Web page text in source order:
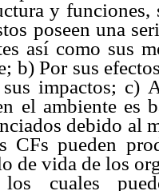
y
poseen una
así como sus
b) Por sus
impactos; c)
el ambiente es
debido al
CFs pueden
de vida de los
los cuales